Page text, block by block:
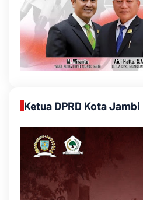
Ketua DPRD Kota Jambi